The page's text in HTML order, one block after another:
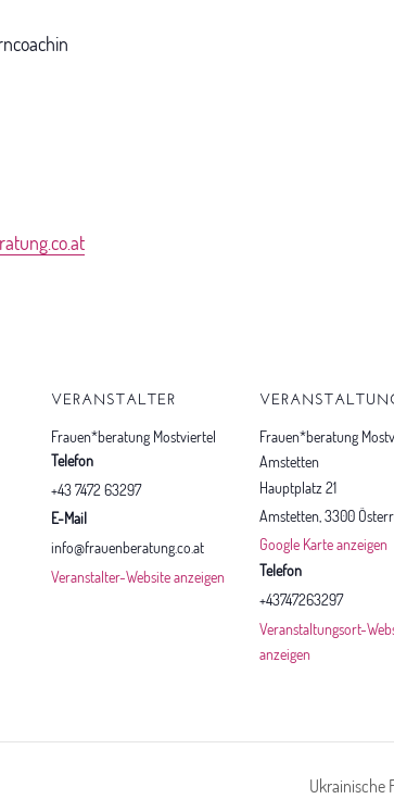
VERANSTALTER
Frauen*beratung Mostviertel
Telefon
+43 7472 63297
E-Mail
info@frauenberatung.co.at
Veranstalter-Website anzeigen
Frauen*beratung
Amstetten
Hauptplatz 21
Amstetten 3300
Google Karte anzeigen
Telefon
+43747263297
Veranstaltungsort-
anzeigen
Ukrainische